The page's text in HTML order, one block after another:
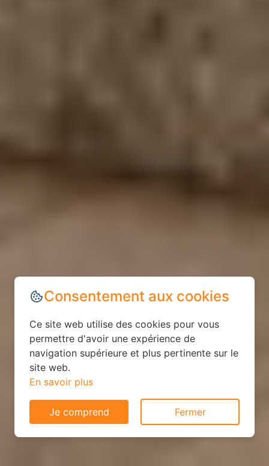
Consentement aux cookies
Ce site web utilise des cookies pour vous
permettre d'avoir une expérience de
navigation supérieure et plus pertinente sur le
site web.
En savoir plus
Je comprend Fermer